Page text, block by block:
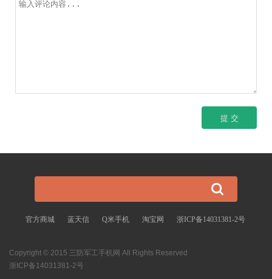
官方商城 蓝天信 Q米手机 淘宝网 浙ICP备14031381-2号
Copyright © 2015 三防军工手机网 All Rights Reserved
浙ICP备14031381-2号